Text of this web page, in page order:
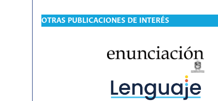
OTRAS PUBLICACIONES DE INTERÉS